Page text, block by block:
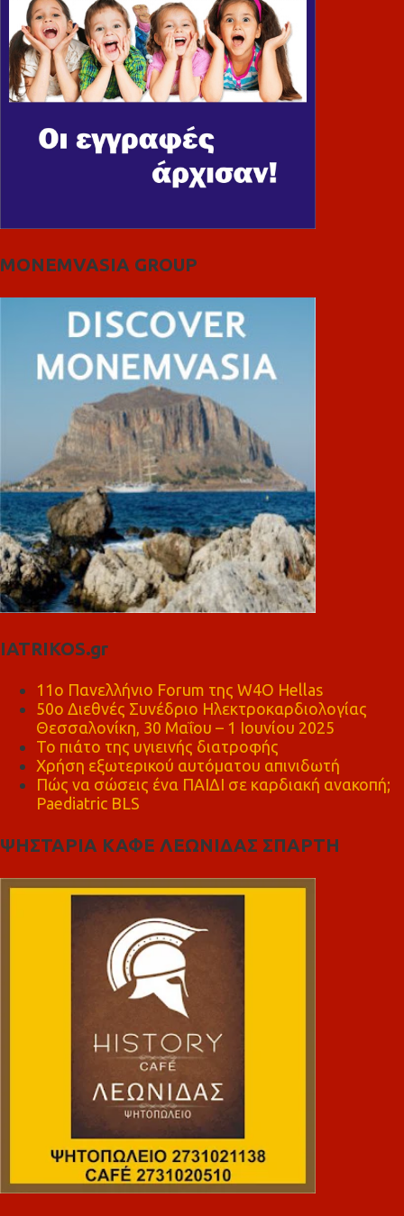
MONEMVASIA GROUP
IATRIKOS.gr
11ο Πανελλήνιο Forum της W4O Hellas
50ο Διεθνές Συνέδριο Ηλεκτροκαρδιολογίας
Θεσσαλονίκη, 30 Μαΐου – 1 Ιουνίου 2025
Το πιάτο της υγιεινής διατροφής
Χρήση εξωτερικού αυτόματου απινιδωτή
Πώς να σώσεις ένα ΠΑΙΔΙ σε καρδιακή ανακοπή;
Paediatric BLS
ΨΗΣΤΑΡΙΑ ΚΑΦΕ ΛΕΩΝΙΔΑΣ ΣΠΑΡΤΗ